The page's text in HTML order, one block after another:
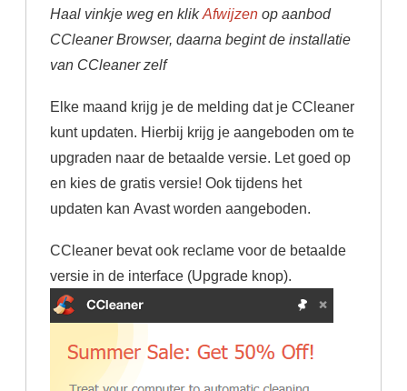
Haal vinkje weg en klikAfwijzen op aanbod
CCleaner Browser, daarna begint de installatie
van CCleaner zelf
Elke maand krijg je de melding dat je CCleaner
kunt updaten. Hierbij krijg je aangeboden om te
upgraden naar de betaalde versie. Let goed op
en kies de gratis versie! Ook tijdens het
updaten kan Avast worden aangeboden.
CCleaner bevat ook reclame voor de betaalde
versie in de interface (Upgrade knop).